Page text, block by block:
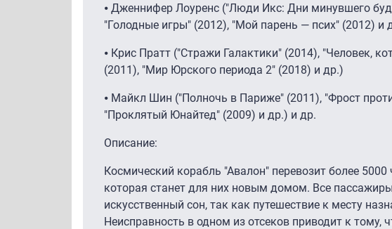
⦁ Дженнифер Лоуренс ("Люди Икс: Дни минувшего
"Голодные игры" (2012), "Мой парень — псих" (2012) и
⦁ Крис Пратт ("Стражи Галактики" (2014), "Человек,
(2011), "Мир Юрского периода 2" (2018) и др.)
⦁ Майкл Шин ("Полночь в Париже" (2011), "Фрост
"Проклятый Юнайтед" (2009) и др.) и др.
Описание:
Космический корабль "Авалон" перевозит более 5000
которая станет для них новым домом. Все
искусственный сон, так как путешествие к месту
Неисправность в одном из отсеков приводит к тому,